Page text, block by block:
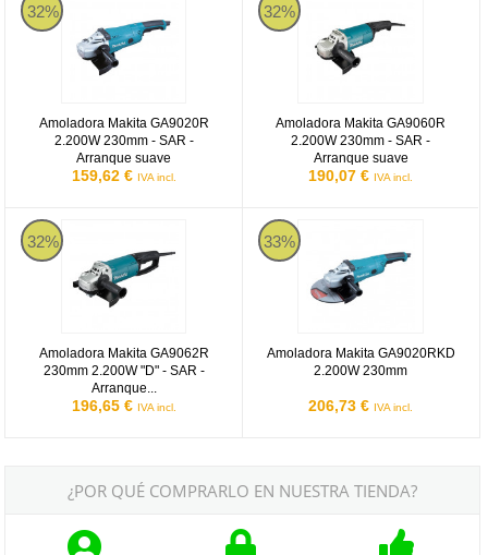
32%
Amoladora Makita GA9020R
2.200W 230mm - SAR -
Arranque suave
159,62 € IVA incl.
32%
Amoladora Makita GA9060R
2.200W 230mm - SAR -
Arranque suave
190,07 € IVA incl.
32%
Amoladora Makita GA9062R
230mm 2.200W "D" - SAR -
Arranque...
196,65 € IVA incl.
Amoladora Makita GA9062R 230mm 2.200W "D" - SAR - Arranque
33%
Amoladora Makita GA9020RKD
2.200W 230mm
206,73 € IVA incl.
Amoladora Makita GA9020RKD
¿POR QUÉ COMPRARLO EN NUESTRA TIENDA?